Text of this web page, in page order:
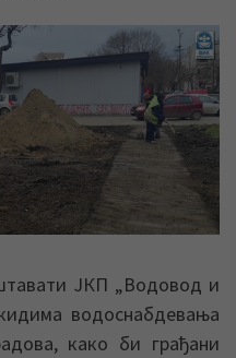
ЈКП „Водовод и
водоснабдевања
како би грађани